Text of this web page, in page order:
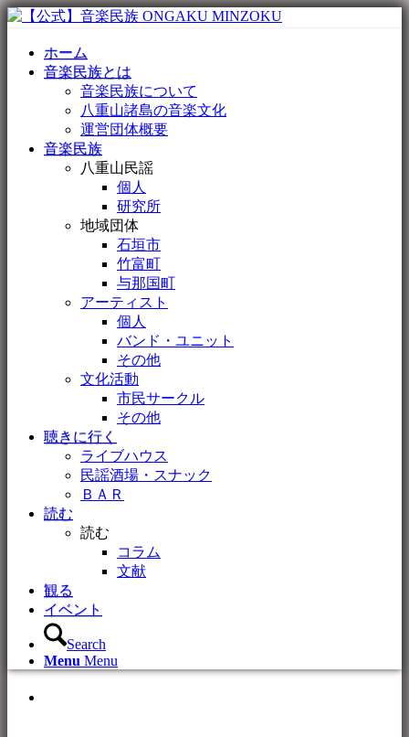
ホーム
音楽民族とは
音楽民族について
八重山諸島の音楽文化
運営団体概要
音楽民族
八重山民謡
個人
研究所
地域団体
石垣市
竹富町
与那国町
アーティスト
個人
バンド・ユニット
その他
文化活動
市民サークル
その他
聴きに行く
ライブハウス
民謡酒場・スナック
ＢＡＲ
読む
読む
コラム
文献
観る
イベント
Search
Menu Menu